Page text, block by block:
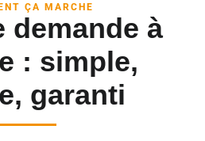
ÇA MARCHE
demande à
: simple,
garanti